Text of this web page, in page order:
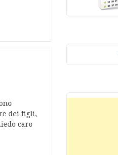
dei figli,
caro